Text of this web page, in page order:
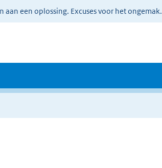
een oplossing. Excuses voor het ongemak.